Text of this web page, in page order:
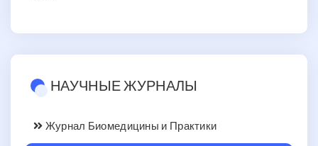
НАУЧНЫЕ ЖУРНАЛЫ
Журнал Биомедицины и Практики